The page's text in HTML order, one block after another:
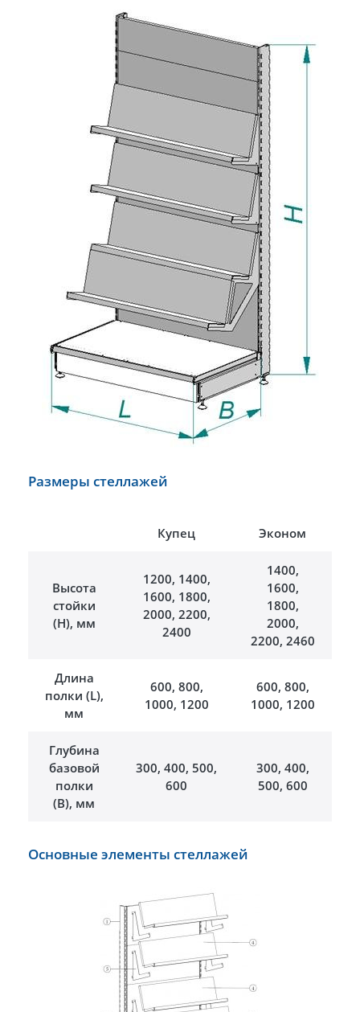
Размеры стеллажей
Купец Эконом
Высота
стойки
(Н), мм
1200, 1400,
1600, 1800,
2000, 2200,
2400
1400,
1600,
1800,
2000,
2200, 2460
Длина
полки (L),
мм
600, 800,
1000, 1200
600, 800,
1000, 1200
Глубина
базовой
полки
(В), мм
300, 400, 500,
600
300, 400,
500, 600
Основные элементы стеллажей